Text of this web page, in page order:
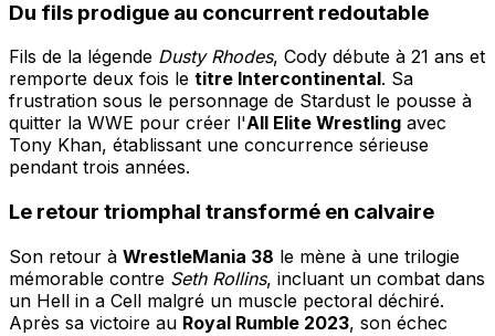
Du fils prodigue au concurrent redoutable
Fils de la légende Dusty Rhodes, Cody débute à 21 ans et
remporte deux fois le titre Intercontinental. Sa
frustration sous le personnage de Stardust le pousse à
quitter la WWE pour créer l'All Elite Wrestling avec
Tony Khan, établissant une concurrence sérieuse
pendant trois années.
Le retour triomphal transformé en calvaire
Son retour à WrestleMania 38 le mène à une trilogie
mémorable contre Seth Rollins, incluant un combat dans
un Hell in a Cell malgré un muscle pectoral déchiré.
Après sa victoire au Royal Rumble 2023, son échec